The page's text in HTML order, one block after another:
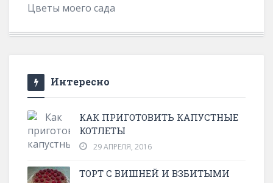
Цветы моего сада
Интересно
КАК ПРИГОТОВИТЬ КАПУСТНЫЕ
КОТЛЕТЫ
29 АПРЕЛЯ, 2016
ТОРТ С ВИШНЕЙ И ВЗБИТЫМИ